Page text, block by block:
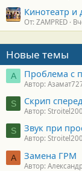
Кинотеатр и
От: ZAMPRED
Новые темы
А Проблема с
Автор:
S Скрип
Автор:
S Звук при
Автор:
А Замена ГРМ
Автор: